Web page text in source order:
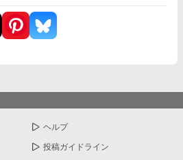
ヘルプ
投稿ガイドライン